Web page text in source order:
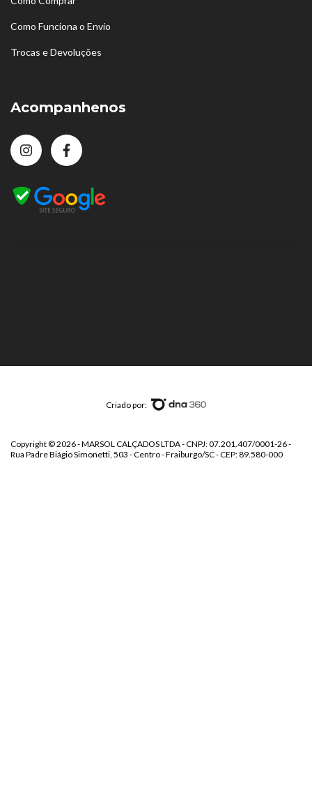
Como Funciona o Envio
Trocas e Devoluções
Acompanhenos
Criado por:
Copyright © 2026 - MARSOL CALÇADOS LTDA - CNPJ: 07.201.407/0001-26 -
Rua Padre Biágio Simonetti, 503 - Centro - Fraiburgo/SC - CEP: 89.580-000